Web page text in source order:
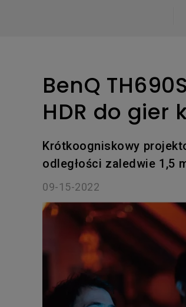
BenQ
HDR do gier
Krótkoogniskowy
odległości zaledwie 1,5
09-15-2022